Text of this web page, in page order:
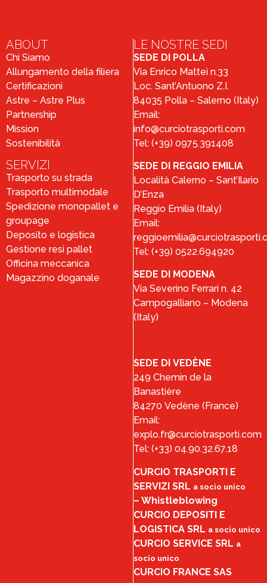
ABOUT
Chi Siamo
Allungamento della filiera
Certificazioni
Astre – Astre Plus
Partnership
Mission
Sostenibilità
SERVIZI
Trasporto su strada
Trasporto multimodale
Spedizione monopallet e
groupage
Deposito e logistica
Gestione resi pallet
Officina meccanica
Magazzino doganale
LE NOSTRE SEDI
SEDE DI POLLA
Via Enrico Mattei n.33
Loc. Sant’Antuono Z.I.
84035 Polla – Salerno (Italy)
Email:
info@curciotrasporti.com
Tel: (+39) 0975.391408
SEDE DI REGGIO EMILIA
Località Calerno – Sant’Ilario
D’Enza
Reggio Emilia (Italy)
Email:
Tel: (+39) 0522.694920
SEDE DI MODENA
Via Severino Ferrari n. 42
Campogalliano – Modena
(Italy)
SEDE DI VEDÈNE
249 Chemin de la
Banastière
84270 Vedène (France)
Email:
explo.fr@curciotrasporti.com
Tel: (+33) 04.90.32.67.18
CURCIO TRASPORTI E
SERVIZI SRL a socio unico
–Whistleblowing
CURCIO DEPOSITI E
LOGISTICA SRL a socio unico
CURCIO SERVICE SRL a
socio unico
CURCIO FRANCE SAS